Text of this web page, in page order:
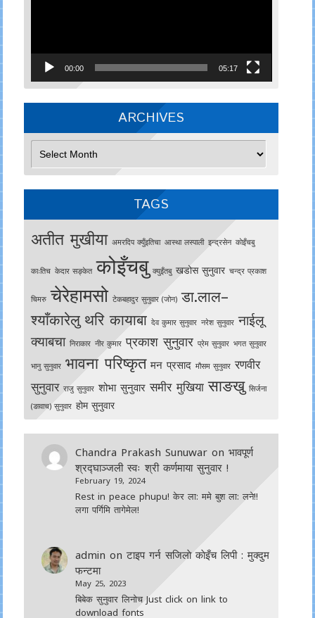
00:00 05:17
ARCHIVES
TAGS
अतीत मुखीया अमरदिप क्युँइतिचा आस्था लस्पाली इन्द्रसेन काेइँचबु
काःतिच केदार सङ्केत कोइँचबु क्युइँतबु खडोस सुनुवार चन्द्र प्रकाश
चिमरु चेरेहामसो टेकबहादुर सुनुवार (जोन) डा.लाल–
श्याँकारेलु थरि कायाबा देव कुमार सुनुवार नरेश सुनुवार नाईलू
क्याबचा निराकार नीर कुमार प्रकाश सुनुवार प्रेम सुनुवार भगत सुनुवार
भानु सुनुवार भावना परिष्कृत मन प्रसाद मौसम सुनुवार रणवीर
सुनुवार राजु सुनुवार शोभा सुनुवार समीर मुखिया साङखु सिर्जना
(ङावाच) सुनुवार होम सुनुवार
Chandra Prakash Sunuwar onभावपूर्ण
श्रद्घाञ्जली स्वः श्री कर्णमाया सुनुवार !
February 19, 2024
Rest in peace phupu! केर ला: ममे बुश ला: लने!!
लगा पर्गिमि तागेमेल!
admin onटाइप गर्न सजिलाे काेइँच लिपी : मुक्दुम
फन्टमा
May 25, 2023
बिबेक सुनुवार लिनोच Just click on link to
download fonts